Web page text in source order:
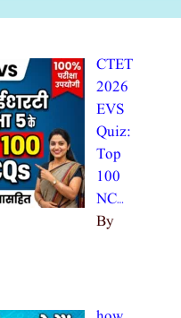
CTET
2026
EVS
Quiz:
Top
100
NC…
By